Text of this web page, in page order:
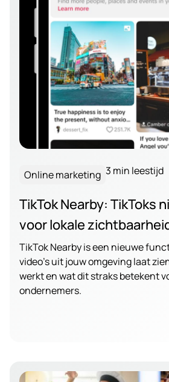
Online marketing 3 min leestijd
TikTok Nearby: TikToks
voor lokale
TikTok Nearby is een nieuwe
video’s uit jouw omgeving laat
werkt en wat dit straks betekent
ondernemers.